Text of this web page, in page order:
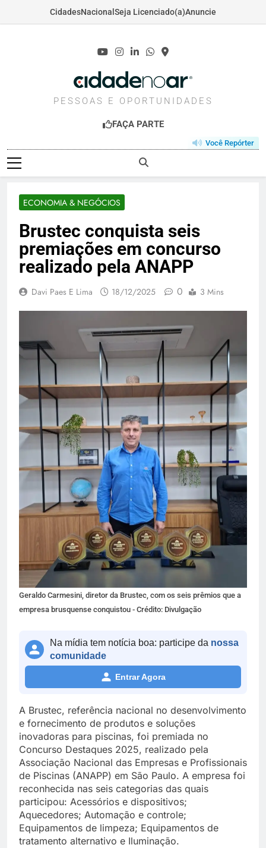
CidadesNacional Seja Licenciado(a)Anuncie
CIDADENOAR.COM
PESSOAS E OPORTUNIDADES
FAÇA PARTE
Você Repórter
ECONOMIA & NEGÓCIOS
Brustec conquista seis
premiações em concurso
realizado pela ANAPP
Davi Paes E Lima 18/12/2025 0 3 Mins
Geraldo Carmesini, diretor da Brustec, com os seis prêmios que a
empresa brusquense conquistou - Crédito: Divulgação
Na mídia tem notícia boa: participe da nossa
comunidade
Entrar Agora
A Brustec, referência nacional no desenvolvimento
e fornecimento de produtos e soluções
inovadoras para piscinas, foi premiada no
Concurso Destaques 2025, realizado pela
Associação Nacional das Empresas e Profissionais
de Piscinas (ANAPP) em São Paulo. A empresa foi
reconhecida nas seis categorias das quais
participou: Acessórios e dispositivos;
Aquecedores; Automação e controle;
Equipamentos de limpeza; Equipamentos de
tratamento alternativo e Iluminação.